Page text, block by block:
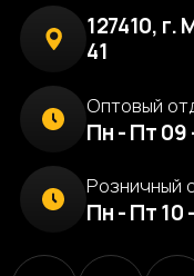
127410,
41
Оптовый
Пн - Пт 09
Розничный
Пн - Пт 10